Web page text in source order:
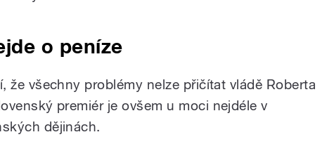
o peníze
že všechny problémy nelze přičítat vládě Roberta
premiér je ovšem u moci nejdéle v
dějinách.